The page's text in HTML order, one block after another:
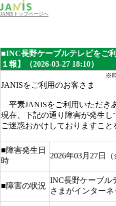
JANISトップページへ
■INC長野ケーブルテレビをご
１報】（2026-03-27 18:10）
※
JANISをご利用のお客さま
平素JANISをご利用いただき
現在、下記の通り障害が発生し
ご迷惑おかけしておりますこと
■障害発生日
時
2026年03月27日
■障害の状況
INC長野ケーブル
さまがインターネ